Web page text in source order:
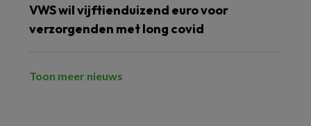
VWS wil vijftienduizend euro voor
verzorgenden met long covid
Toon meer nieuws